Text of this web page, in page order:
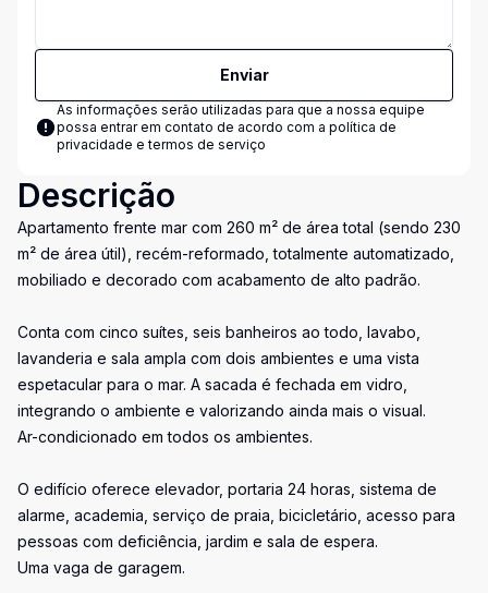
Enviar
As informações serão utilizadas para que a nossa equipe
possa entrar em contato de acordo com a política de
privacidade e termos de serviço
Descrição
Apartamento frente mar com 260 m² de área total (sendo 230
m² de área útil), recém-reformado, totalmente automatizado,
mobiliado e decorado com acabamento de alto padrão.
Conta com cinco suítes, seis banheiros ao todo, lavabo,
lavanderia e sala ampla com dois ambientes e uma vista
espetacular para o mar. A sacada é fechada em vidro,
integrando o ambiente e valorizando ainda mais o visual.
Ar-condicionado em todos os ambientes.
O edifício oferece elevador, portaria 24 horas, sistema de
alarme, academia, serviço de praia, bicicletário, acesso para
pessoas com deficiência, jardim e sala de espera.
Uma vaga de garagem.